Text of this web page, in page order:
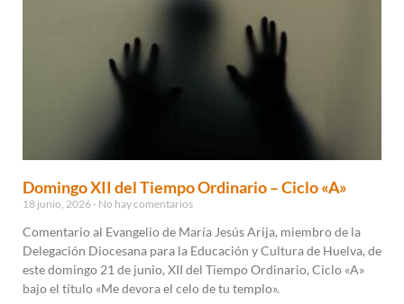
Domingo XII del Tiempo Ordinario – Ciclo «A»
18 junio, 2026 No hay comentarios
Comentario al Evangelio de María Jesús Arija, miembro de la
Delegación Diocesana para la Educación y Cultura de Huelva, de
este domingo 21 de junio, XII del Tiempo Ordinario, Ciclo «A»
bajo el título «Me devora el celo de tu templo».